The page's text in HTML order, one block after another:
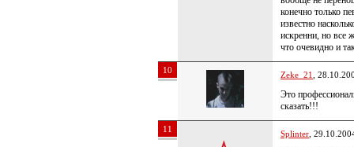
конечно только
известно
искренни, но все
что очевидно и
10 Zeke_21 ,
Это
сказать!!!
11 Splinter ,